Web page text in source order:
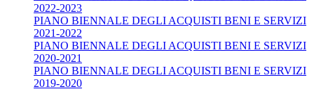
2022-2023
PIANO BIENNALE DEGLI ACQUISTI BENI E SERVIZI
2021-2022
PIANO BIENNALE DEGLI ACQUISTI BENI E SERVIZI
2020-2021
PIANO BIENNALE DEGLI ACQUISTI BENI E SERVIZI
2019-2020